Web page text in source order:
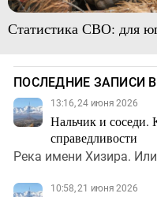
Статистика СВО: для
ПОСЛЕДНИЕ ЗАПИСИ
13:16, 24 июня 2026
Нальчик и соседи.
справедливости
Река имени Хизира.
10:58, 21 июня 2026